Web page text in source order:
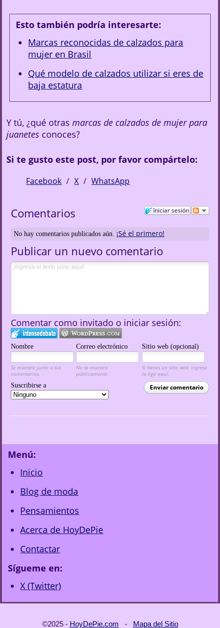
Esto también podría interesarte:
Marcas reconocidas de calzados para
mujer en Brasil
Qué modelo de calzados utilizar si eres de
baja estatura
Y tú, ¿qué otrasmarcas de calzados de mujer para
juanetes conoces?
Si te gusto este post, por favor compártelo:
Facebook X WhatsApp
Iniciar sesión
Comentarios
No hay comentarios publicados aún. ¡Sé el primero!
Publicar un nuevo comentario
Comentar como invitado o iniciar sesión:
Nombre Correo electrónico Sitio web (opcional)
Se muestra junto a tus
comentarios.
No se muestra
públicamente.
Si tienes un sitio web, ingresa
la liga aquí.
Enviar comentario
Suscribirse a
Menú:
Inicio
Blog de moda
Pensamientos
Acerca de HoyDePie
Contactar
Sígueme en:
X (Twitter)
©2025 - HoyDePie.com - Mapa del Sitio